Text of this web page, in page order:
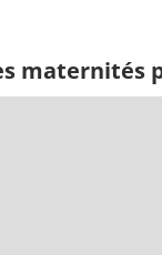
maternités